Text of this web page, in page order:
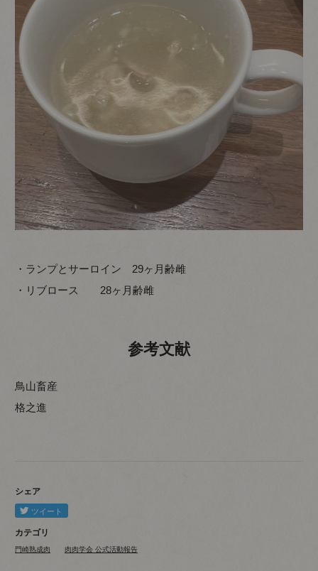
・ランプとサーロイン 29ヶ月齢雌
・リブロース 28ヶ月齢雌
参考文献
鳥山畜産
格之進
シェア
カテゴリ
門崎熟成肉 肉肉学会 公式活動報告